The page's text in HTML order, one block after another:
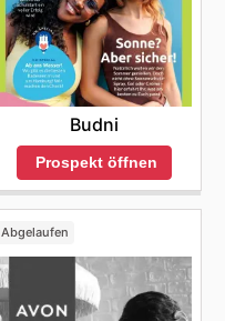
Budni
Prospekt öffnen
Abgelaufen